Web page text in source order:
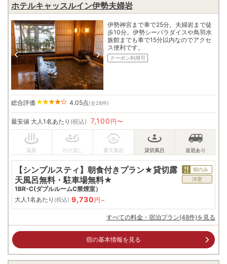
ホテルキャッスルイン伊勢夫婦岩
伊勢神宮まで車で25分。夫婦岩まで徒
歩10分。伊勢シーパラダイスや鳥羽水
族館までも車で15分以内なのでアクセ
ス便利です。
クーポン利用可
総合評価 4.05点(全28件)
最安値 大人1名あたり (税込) 7,100 円〜
【シンプルスティ】朝食付きプラン★貸切露
天風呂無料・駐車場無料★
1BR-C(ダブルルームC禁煙室）
朝のみ
洋室
大人1名あたり (税込) 9,730 円~
すべての料金・宿泊プラン(48件)を見る
宿の基本情報を見る